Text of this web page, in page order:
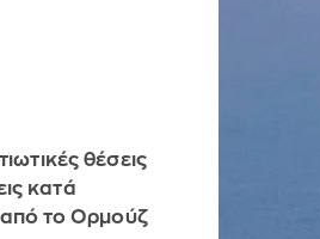
θέσεις
κατά
από το Ορμούζ